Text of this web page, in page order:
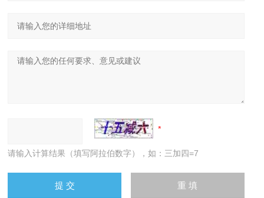
请输入计算结果（填写阿拉伯数字），如：三加四=7